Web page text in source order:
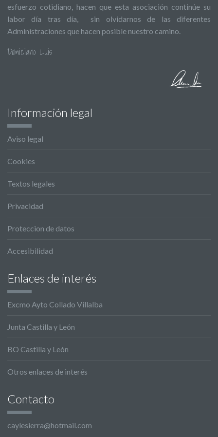
esfuerzo cotidiano, hacen que esta asociación continúe su
labor día tras día, sin olvidarnos de las diferentes
Administraciones que hacen posible nuestro camino.
Domiciano Luis
Información legal
Aviso legal
Cookies
Textos legales
Privacidad
Proteccion de datos
Accesibilidad
Enlaces de interés
Excmo Ayto Collado Villalba
Junta Castilla y León
BO Castilla y León
Otros enlaces de interés
Contacto
caylesierra@hotmail.com